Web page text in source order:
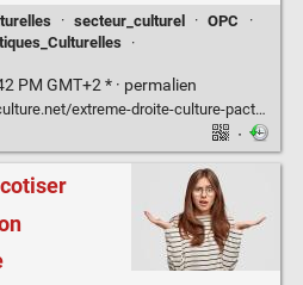
· secteur_culturel · OPC
·
·
PM GMT+2 * · permalien
droite-culture-pacte-faustien-inenvisageable/
·